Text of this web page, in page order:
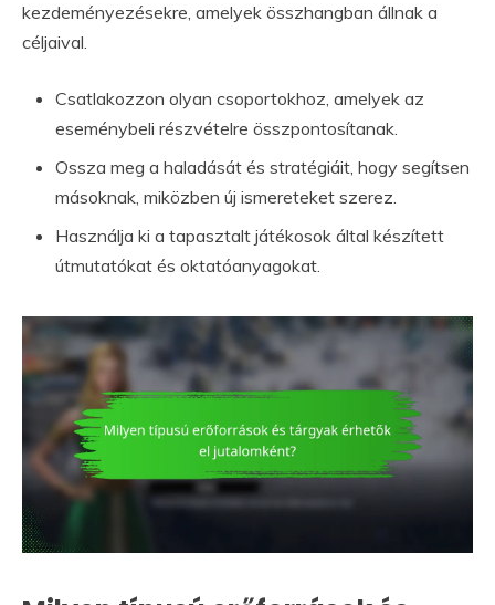
kezdeményezésekre, amelyek összhangban állnak a
céljaival.
Csatlakozzon olyan csoportokhoz, amelyek az
eseménybeli részvételre összpontosítanak.
Ossza meg a haladását és stratégiáit, hogy segítsen
másoknak, miközben új ismereteket szerez.
Használja ki a tapasztalt játékosok által készített
útmutatókat és oktatóanyagokat.